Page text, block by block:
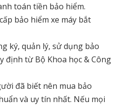
toán tiền bảo hiểm.
bảo hiểm xe máy bắt
ký, quản lý, sử dụng bảo
định từ Bộ Khoa học & Công
đã biết nên mua bảo
và uy tín nhất. Nếu mọi